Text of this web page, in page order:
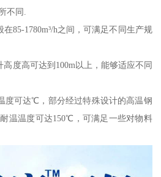
不同.
85-1780m³/h之间，可满足不同生产规
度高可达到100m以上，能够适应不同
度可达℃，部分经过特殊设计的高温钢
温温度可达150℃，可满足一些对物料